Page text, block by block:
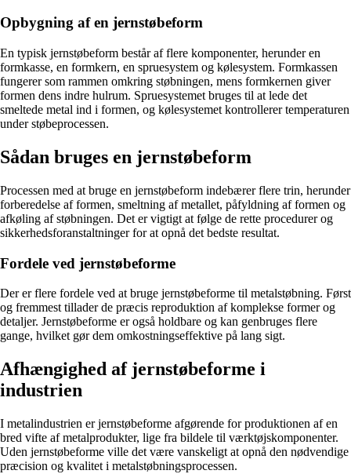
Opbygning af en jernstøbeform
En typisk jernstøbeform består af flere komponenter, herunder en
formkasse, en formkern, en spruesystem og kølesystem. Formkassen
fungerer som rammen omkring støbningen, mens formkernen giver
formen dens indre hulrum. Spruesystemet bruges til at lede det
smeltede metal ind i formen, og kølesystemet kontrollerer temperaturen
under støbeprocessen.
Sådan bruges en jernstøbeform
Processen med at bruge en jernstøbeform indebærer flere trin, herunder
forberedelse af formen, smeltning af metallet, påfyldning af formen og
afkøling af støbningen. Det er vigtigt at følge de rette procedurer og
sikkerhedsforanstaltninger for at opnå det bedste resultat.
Fordele ved jernstøbeforme
Der er flere fordele ved at bruge jernstøbeforme til metalstøbning. Først
og fremmest tillader de præcis reproduktion af komplekse former og
detaljer. Jernstøbeforme er også holdbare og kan genbruges flere
gange, hvilket gør dem omkostningseffektive på lang sigt.
Afhængighed af jernstøbeforme i
industrien
I metalindustrien er jernstøbeforme afgørende for produktionen af en
bred vifte af metalprodukter, lige fra bildele til værktøjskomponenter.
Uden jernstøbeforme ville det være vanskeligt at opnå den nødvendige
præcision og kvalitet i metalstøbningsprocessen.